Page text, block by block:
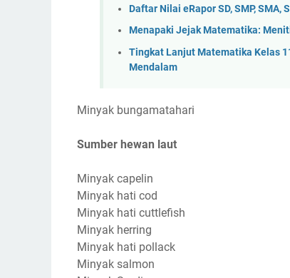
Daftar Nilai eRapor SD, SMP,
Menapaki Jejak Matematika:
Tingkat Lanjut Matematika Kelas
Mendalam
Minyak bungamatahari
Sumber hewan laut
Minyak capelin
Minyak hati cod
Minyak hati cuttlefish
Minyak herring
Minyak hati pollack
Minyak salmon